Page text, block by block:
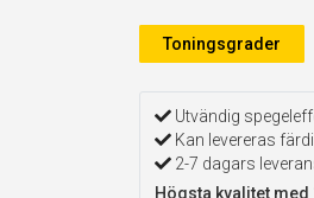
Toningsgrader
Utvändig
Kan levereras
2-7 dagars
Högsta kvalitet med